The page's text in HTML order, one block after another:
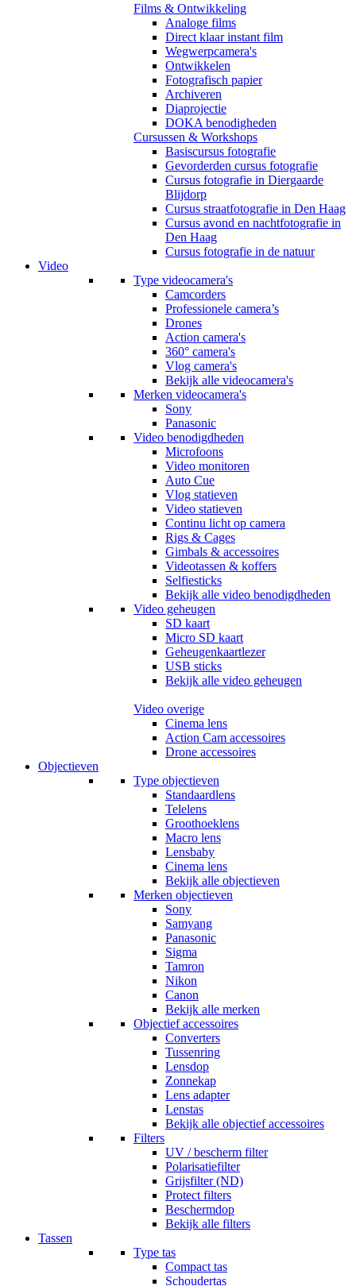
Films & Ontwikkeling
Analoge films
Direct klaar instant film
Wegwerpcamera's
Ontwikkelen
Fotografisch papier
Archiveren
Diaprojectie
DOKA benodigheden
Cursussen & Workshops
Basiscursus fotografie
Gevorderden cursus fotografie
Cursus fotografie in Diergaarde
Blijdorp
Cursus straatfotografie in Den Haag
Cursus avond en nachtfotografie in
Den Haag
Cursus fotografie in de natuur
Video
Type videocamera's
Camcorders
Professionele camera’s
Drones
Action camera's
360° camera's
Vlog camera's
Bekijk alle videocamera's
Merken videocamera's
Sony
Panasonic
Video benodigdheden
Microfoons
Video monitoren
Auto Cue
Vlog statieven
Video statieven
Continu licht op camera
Rigs & Cages
Gimbals & accessoires
Videotassen & koffers
Selfiesticks
Bekijk alle video benodigdheden
Video geheugen
SD kaart
Micro SD kaart
Geheugenkaartlezer
USB sticks
Bekijk alle video geheugen
Video overige
Cinema lens
Action Cam accessoires
Drone accessoires
Objectieven
Type objectieven
Standaardlens
Telelens
Groothoeklens
Macro lens
Lensbaby
Cinema lens
Bekijk alle objectieven
Merken objectieven
Sony
Samyang
Panasonic
Sigma
Tamron
Nikon
Canon
Bekijk alle merken
Objectief accessoires
Converters
Tussenring
Lensdop
Zonnekap
Lens adapter
Lenstas
Bekijk alle objectief accessoires
Filters
UV / bescherm filter
Polarisatiefilter
Grijsfilter (ND)
Protect filters
Beschermdop
Bekijk alle filters
Tassen
Type tas
Compact tas
Schoudertas